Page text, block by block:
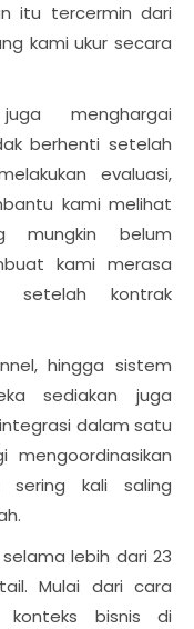
itu tercermin dari
kami ukur secara
menghargai
berhenti setelah
evaluasi,
kami melihat
mungkin belum
kami merasa
setelah kontrak
hingga sistem
sediakan juga
dalam satu
sering kali saling
lebih dari 23
Mulai dari cara
konteks bisnis di